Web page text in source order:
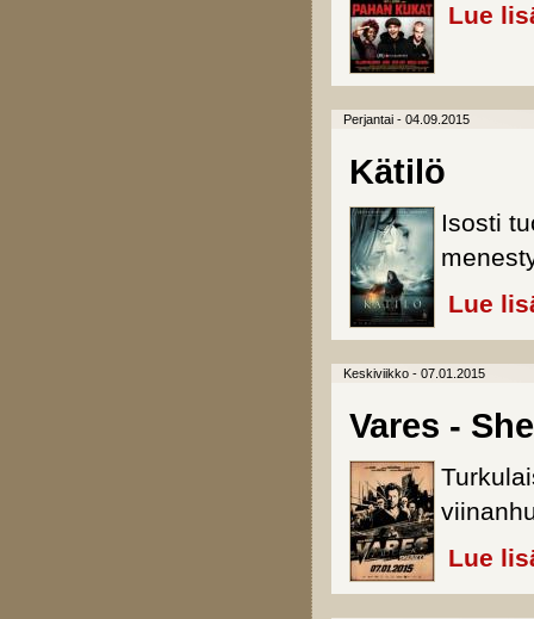
Lue
Perjantai - 04.09.2015
Kätilö
Isosti
Lue
Keskiviikko - 07.01.2015
Vares -
Lue